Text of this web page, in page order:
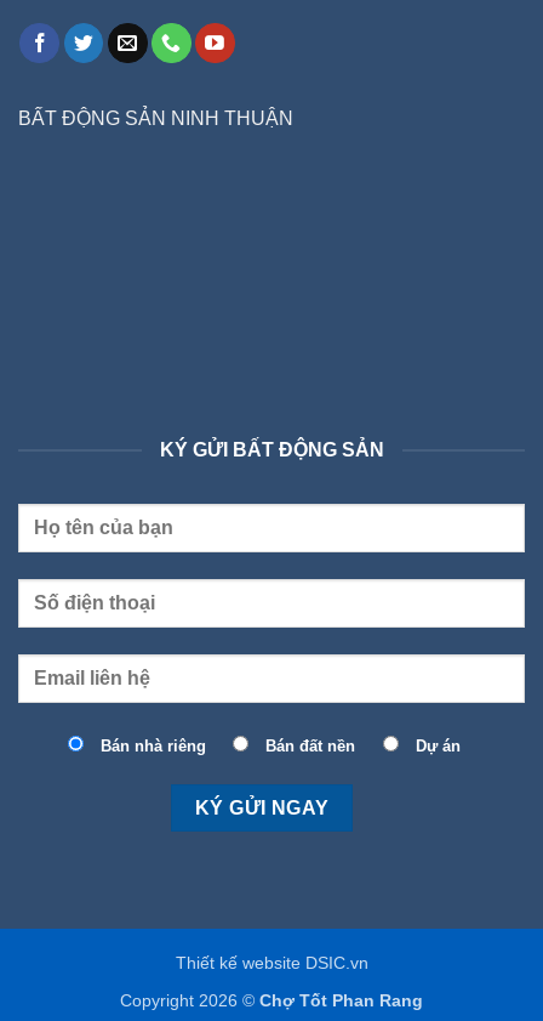
BẤT ĐỘNG SẢN NINH THUẬN
KÝ GỬI BẤT ĐỘNG SẢN
Bán nhà riêng Bán đất nền Dự án
Thiết kế website DSIC.vn
Copyright 2026 © Chợ Tốt Phan Rang